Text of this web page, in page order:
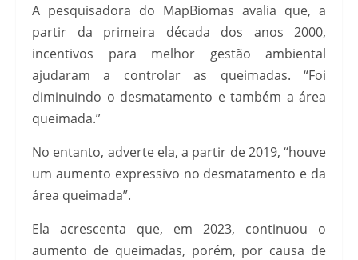
A pesquisadora do MapBiomas avalia que, a
partir da primeira década dos anos 2000,
incentivos para melhor gestão ambiental
ajudaram a controlar as queimadas. “Foi
diminuindo o desmatamento e também a área
queimada.”
No entanto, adverte ela, a partir de 2019, “houve
um aumento expressivo no desmatamento e da
área queimada”.
Ela acrescenta que, em 2023, continuou o
aumento de queimadas, porém, por causa de